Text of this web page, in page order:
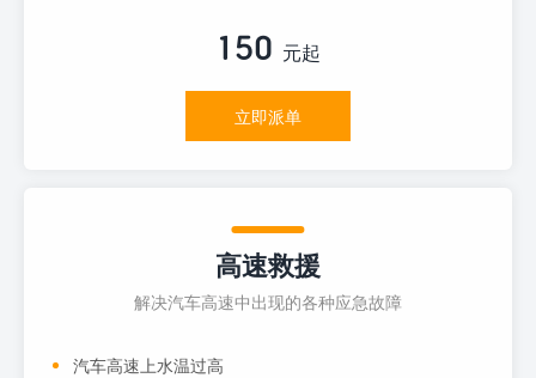
150 元起
立即派单
高速救援
解决汽车高速中出现的各种应急故障
汽车高速上水温过高